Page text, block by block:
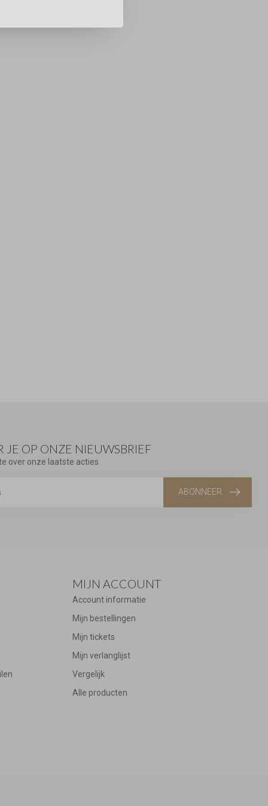
JE OP ONZE NIEUWSBRIEF
over onze laatste acties
ABONNEER
MIJN ACCOUNT
Account informatie
Mijn bestellingen
Mijn tickets
Mijn verlanglijst
Vergelijk
Alle producten